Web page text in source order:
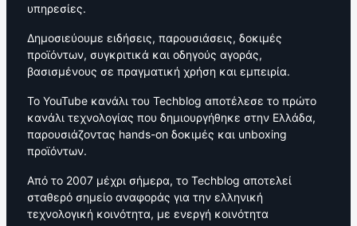
υπηρεσίες.
Δημοσιεύουμε ειδήσεις, παρουσιάσεις, δοκιμές
προϊόντων, συγκριτικά και οδηγούς αγοράς,
βασισμένους σε πραγματική χρήση και εμπειρία.
Το YouTube κανάλι του Techblog αποτέλεσε το πρώτο
κανάλι τεχνολογίας που δημιουργήθηκε στην Ελλάδα,
παρουσιάζοντας hands-on δοκιμές και unboxing
προϊόντων.
Από το 2007 μέχρι σήμερα, το Techblog αποτελεί
σταθερό σημείο αναφοράς για την ελληνική
τεχνολογική κοινότητα, με ενεργή κοινότητα